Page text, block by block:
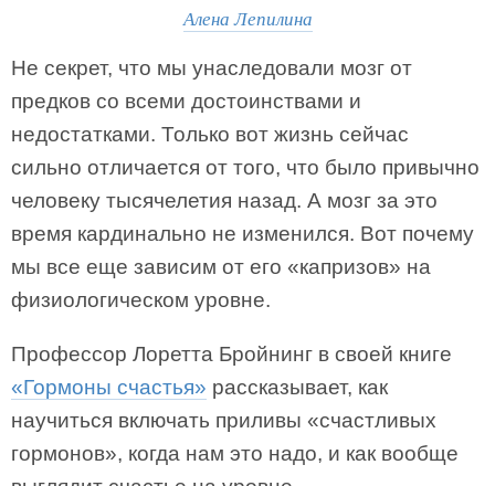
Алена Лепилина
Не секрет, что мы унаследовали мозг от
предков со всеми достоинствами и
недостатками. Только вот жизнь сейчас
сильно отличается от того, что было привычно
человеку тысячелетия назад. А мозг за это
время кардинально не изменился. Вот почему
мы все еще зависим от его «капризов» на
физиологическом уровне.
Профессор Лоретта Бройнинг в своей книге
«Гормоны счастья» рассказывает, как
научиться включать приливы «счастливых
гормонов», когда нам это надо, и как вообще